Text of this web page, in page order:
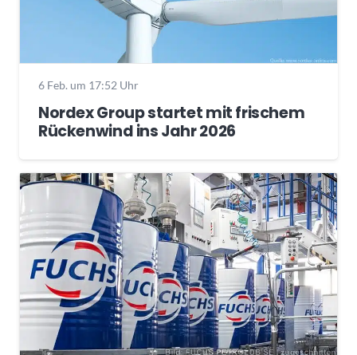
6 Feb. um 17:52 Uhr
Nordex Group startet mit frischem
Rückenwind ins Jahr 2026